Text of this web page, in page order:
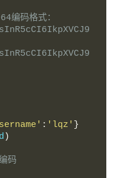
编码格式：
: 'lqz' }
d )
码